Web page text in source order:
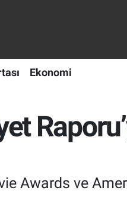
Ekonomi
Awards ve